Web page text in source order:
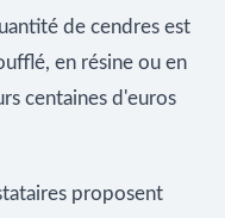
de cendres est
en résine ou en
centaines d'euros
proposent